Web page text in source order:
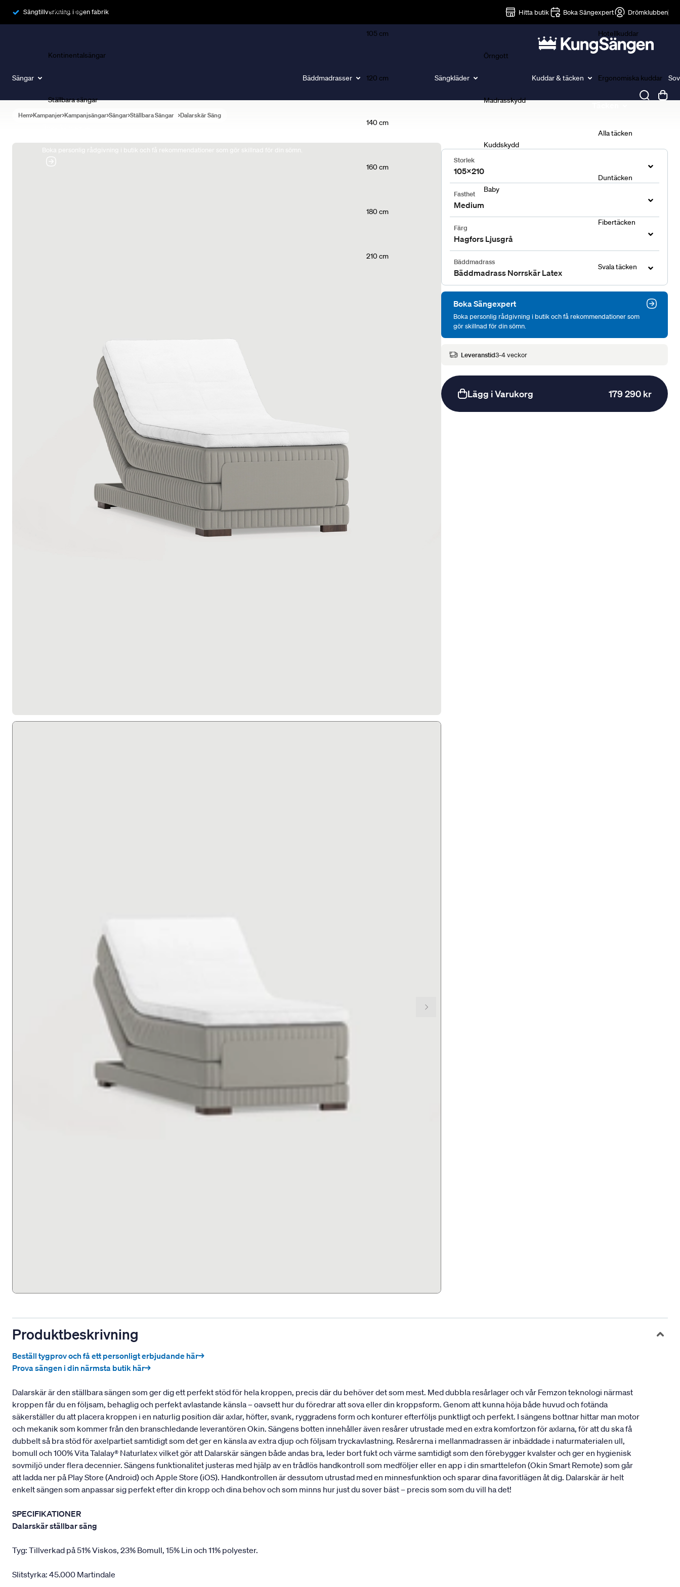
Sängtillverkning i egen fabrik Hitta butik Boka Sängexpert Drömklubben
Sängar
Ramsängar
Kontinentalsängar
Ställbara sängar
Boka personlig rådgivning i butik och få rekommendationer som gör skillnad för din sömn.
Bäddmadrasser
105 cm
120 cm
140 cm
160 cm
180 cm
210 cm
Sängkläder
Örngott
Madrasskydd
Kuddskydd
Baby
Kuddar & täcken
Hotellkuddar
Ergonomiska kuddar
Alla täcken
Duntäcken
Fibertäcken
Svala täcken
Hem Kampanjer Kampanjsängar Sängar Ställbara Sängar Dalarskär Säng
Storlek
105x210
Fasthet
Medium
Färg
Hagfors Ljusgrå
Bäddmadrass
Bäddmadrass Norrskär Latex
Boka Sängexpert
Boka personlig rådgivning i butik och få rekommendationer som
gör skillnad för din sömn.
Leveranstid3-4 veckor
Lägg i Varukorg 179 290 kr
Produktbeskrivning
Beställ tygprov och få ett personligt erbjudande här→
Prova sängen i din närmsta butik här→
Dalarskär är den ställbara sängen som ger dig ett perfekt stöd för hela kroppen, precis där du behöver det som mest. Med dubbla resårlager och vår Femzon teknologi närmast
kroppen får du en följsam, behaglig och perfekt avlastande känsla – oavsett hur du föredrar att sova eller din kroppsform. Genom att kunna höja både huvud och fotända
säkerställer du att placera kroppen i en naturlig position där axlar, höfter, svank, ryggradens form och konturer efterföljs punktligt och perfekt. I sängens bottnar hittar man motor
och mekanik som kommer från den branschledande leverantören Okin. Sängens botten innehåller även resårer utrustade med en extra komfortzon för axlarna, för att du ska få
dubbelt så bra stöd för axelpartiet samtidigt som det ger en känsla av extra djup och följsam tryckavlastning. Resårerna i mellanmadrassen är inbäddade i naturmaterialen ull,
bomull och 100% Vita Talalay® Naturlatex vilket gör att Dalarskär sängen både andas bra, leder bort fukt och värme samtidigt som den förebygger kvalster och ger en hygienisk
sovmiljö under flera decennier. Sängens funktionalitet justeras med hjälp av en trådlös handkontroll som medföljer eller en app i din smarttelefon (Okin Smart Remote) som går
att ladda ner på Play Store (Android) och Apple Store (iOS). Handkontrollen är dessutom utrustad med en minnesfunktion och sparar dina favoritlägen åt dig. Dalarskär är helt
enkelt sängen som anpassar sig perfekt efter din kropp och dina behov och som minns hur just du sover bäst – precis som som du vill ha det!
SPECIFIKATIONER
Dalarskär ställbar säng
Tyg: Tillverkad på 51% Viskos, 23% Bomull, 15% Lin och 11% polyester.
Slitstyrka: 45.000 Martindale